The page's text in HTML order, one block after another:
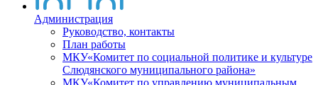
Администрация
Руководство, контакты
План работы
МКУ«Комитет по социальной политике и культуре
Слюдянского муниципального района»
МКУ«Комитет по управлению муниципальным